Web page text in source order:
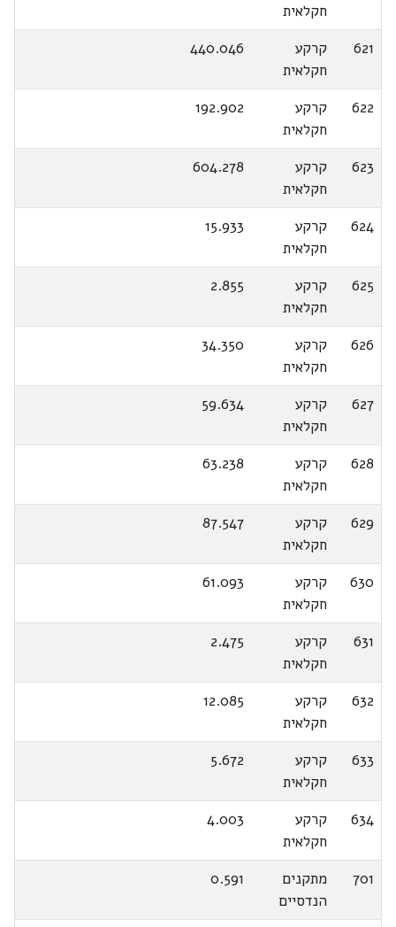
חקלאית
621
קרקע
חקלאית
440.046
622
קרקע
חקלאית
192.902
623
קרקע
חקלאית
604.278
624
קרקע
חקלאית
15.933
625
קרקע
חקלאית
2.855
626
קרקע
חקלאית
34.350
627
קרקע
חקלאית
59.634
628
קרקע
חקלאית
63.238
629
קרקע
חקלאית
87.547
630
קרקע
חקלאית
61.093
631
קרקע
חקלאית
2.475
632
קרקע
חקלאית
12.085
633
קרקע
חקלאית
5.672
634
קרקע
חקלאית
4.003
701
מתקנים
הנדסיים
0.591